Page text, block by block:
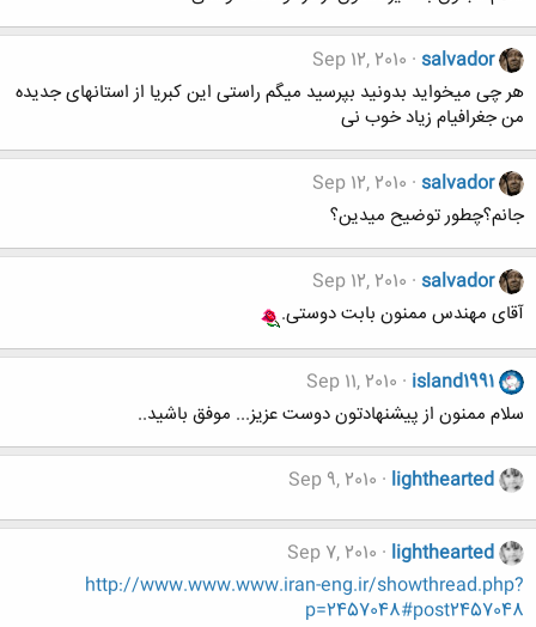
salvador
Sep 12, 2010
هر چی میخواید بدونید بپرسید میگم راستی این کبریا از استانهای جدیده
من جغرافیام زیاد خوب نی
salvador
Sep 12, 2010
جانم؟چطور توضیح میدین؟
salvador
Sep 12, 2010
آقای مهندس ممنون بابت دوستی.
island1991
Sep 11, 2010
سلام ممنون از پیشنهادتون دوست عزیز... موفق باشید..
lighthearted
Sep 9, 2010
lighthearted
Sep 7, 2010
http://www.www.www.iran-eng.ir/showthread.php?
p=2457048#post2457048